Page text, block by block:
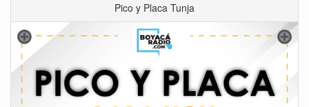
Pico y Placa Tunja